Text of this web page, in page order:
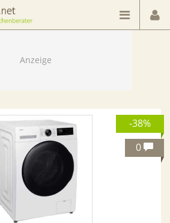
-38%
0